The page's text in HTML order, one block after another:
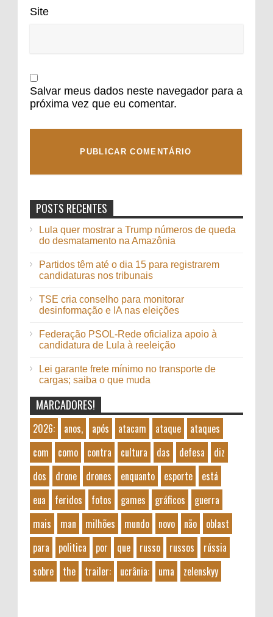
Site
Salvar meus dados neste navegador para a
próxima vez que eu comentar.
POSTS RECENTES
Lula quer mostrar a Trump números de queda
do desmatamento na Amazônia
Partidos têm até o dia 15 para registrarem
candidaturas nos tribunais
TSE cria conselho para monitorar
desinformação e IA nas eleições
Federação PSOL-Rede oficializa apoio à
candidatura de Lula à reeleição
Lei garante frete mínimo no transporte de
cargas; saiba o que muda
MARCADORES!
2026: anos, após atacam ataque
ataques
com
como contra cultura das defesa
diz
dos
drone drones enquanto esporte
está
eua
feridos fotos games gráficos
guerra
mais
man milhões mundo novo não
oblast
para
politica por que russo russos
rússia
sobre
the trailer: ucrânia: uma zelenskyy